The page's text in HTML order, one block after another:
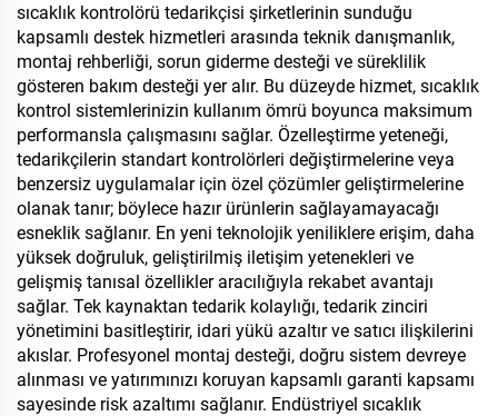
sıcaklık kontrolörü tedarikçisi şirketlerinin sunduğu
kapsamlı destek hizmetleri arasında teknik danışmanlık,
montaj rehberliği, sorun giderme desteği ve süreklilik
gösteren bakım desteği yer alır. Bu düzeyde hizmet, sıcaklık
kontrol sistemlerinizin kullanım ömrü boyunca maksimum
performansla çalışmasını sağlar. Özelleştirme yeteneği,
tedarikçilerin standart kontrolörleri değiştirmelerine veya
benzersiz uygulamalar için özel çözümler geliştirmelerine
olanak tanır; böylece hazır ürünlerin sağlayamayacağı
esneklik sağlanır. En yeni teknolojik yeniliklere erişim, daha
yüksek doğruluk, geliştirilmiş iletişim yetenekleri ve
gelişmiş tanısal özellikler aracılığıyla rekabet avantajı
sağlar. Tek kaynaktan tedarik kolaylığı, tedarik zinciri
yönetimini basitleştirir, idari yükü azaltır ve satıcı ilişkilerini
akıslar. Profesyonel montaj desteği, doğru sistem devreye
alınması ve yatırımınızı koruyan kapsamlı garanti kapsamı
sayesinde risk azaltımı sağlanır. Endüstriyel sıcaklık